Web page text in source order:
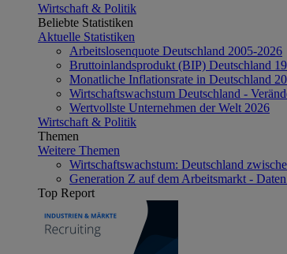
Wirtschaft & Politik
Beliebte Statistiken
Aktuelle Statistiken
Arbeitslosenquote Deutschland 2005-2026
Bruttoinlandsprodukt (BIP) Deutschland
Monatliche Inflationsrate in Deutschland
Wirtschaftswachstum Deutschland -
Wertvollste Unternehmen der Welt 2026
Wirtschaft & Politik
Themen
Weitere Themen
Wirtschaftswachstum: Deutschland
Generation Z auf dem Arbeitsmarkt -
Top Report